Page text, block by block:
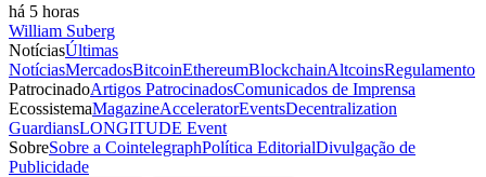
há 5 horas
William Suberg
NotíciasÚltimas
NotíciasMercadosBitcoinEthereumBlockchainAltcoinsRegulamento
PatrocinadoArtigos PatrocinadosComunicados de Imprensa
EcossistemaMagazineAcceleratorEventsDecentralization
GuardiansLONGITUDE Event
SobreSobre a CointelegraphPolítica EditorialDivulgação de
Publicidade